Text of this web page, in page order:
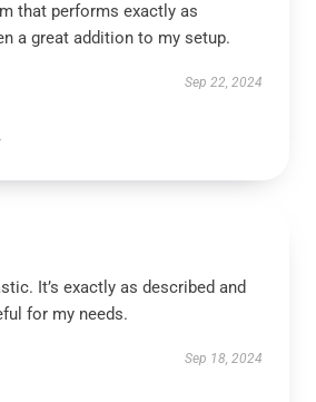
that performs exactly as
a great addition to my setup.
Sep 22, 2024
It’s exactly as described and
for my needs.
Sep 18, 2024